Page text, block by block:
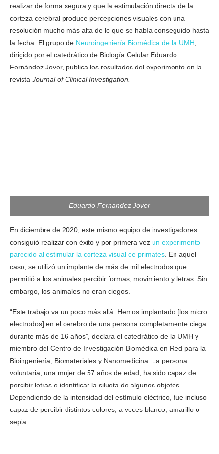
realizar de forma segura y que la estimulación directa de la
corteza cerebral produce percepciones visuales con una
resolución mucho más alta de lo que se había conseguido hasta
la fecha. El grupo de Neuroingeniería Biomédica de la UMH
dirigido por el catedrático de Biología Celular Eduardo
Fernández Jover, publica los resultados del experimento en la
revista Journal of Clinical Investigation.
Eduardo Fernandez Jover
En diciembre de 2020, este mismo equipo de investigadores
consiguió realizar con éxito y por primera vez un experimento
parecido al estimular la corteza visual de primates . En aquel
caso, se utilizó un implante de más de mil electrodos que
permitió a los animales percibir formas, movimiento y letras. Sin
embargo, los animales no eran ciegos.
“Este trabajo va un poco más allá. Hemos implantado [los micro
electrodos] en el cerebro de una persona completamente ciega
durante más de 16 años”, declara el catedrático de la UMH y
miembro del Centro de Investigación Biomédica en Red para la
Bioingeniería, Biomateriales y Nanomedicina. La persona
voluntaria, una mujer de 57 años de edad, ha sido capaz de
percibir letras e identificar la silueta de algunos objetos.
Dependiendo de la intensidad del estímulo eléctrico, fue incluso
capaz de percibir distintos colores, a veces blanco, amarillo o
sepia.